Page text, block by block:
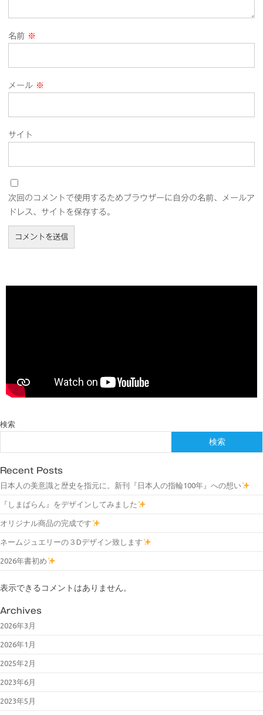
名前 ※
メール ※
サイト
次回のコメントで使用するためブラウザーに自分の名前、メールア
ドレス、サイトを保存する。
検索
検索
Recent Posts
日本人の美意識と歴史を指元に。新刊『日本人の指輪100年』への想い
『しまばらん』をデザインしてみました
オリジナル商品の完成です
ネームジュエリーの３Dデザイン致します
2026年書初め
表示できるコメントはありません。
Archives
2026年3月
2026年1月
2025年2月
2023年6月
2023年5月